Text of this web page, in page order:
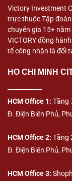
Victory Investment
trực thuộc Tập đoàn
chuyên gia 15+
VICTORY đồng
tế công nhận là đối
HO CHI MINH
HCM Office 1: Tầng
Đ. Điện Biên Phủ,
HCM Office 2: Tầng
Đ. Điện Biên Phủ,
HCM Office 3: